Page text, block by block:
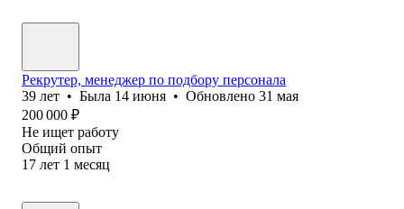
Рекрутер, менеджер по подбору персонала
39 лет • Была 14 июня • Обновлено 31 мая
200 000 ₽
Не ищет работу
Общий опыт
17 лет 1 месяц